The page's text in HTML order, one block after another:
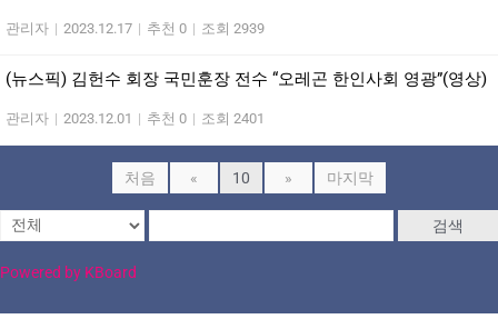
관리자 | 2023.12.17 | 추천 0 | 조회 2939
(뉴스픽) 김헌수 회장 국민훈장 전수 “오레곤 한인사회 영광”(영상)
관리자 | 2023.12.01 | 추천 0 | 조회 2401
처음 « 10 » 마지막
검색
Powered by KBoard